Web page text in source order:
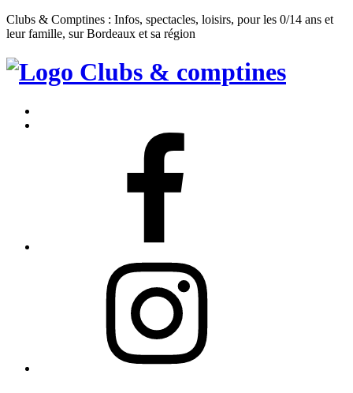
Clubs & Comptines : Infos, spectacles, loisirs, pour les 0/14 ans et
leur famille, sur Bordeaux et sa région
Clubs
Comptines